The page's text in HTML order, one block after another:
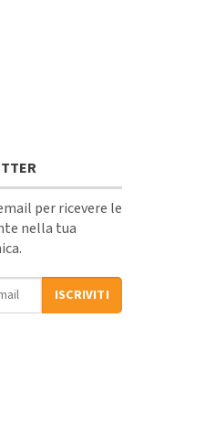
per ricevere le
nella tua
ISCRIVITI